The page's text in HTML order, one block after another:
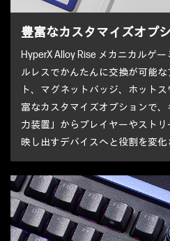
豊富なカスタマイズオプ
HyperX Alloy Rise メカニカルゲ
ルレスでかんたんに交換が可能
ト、マグネットバッジ、ホット
富なカスタマイズオプションで
力装置」からプレイヤーやスト
映し出すデバイスへと役割を変化